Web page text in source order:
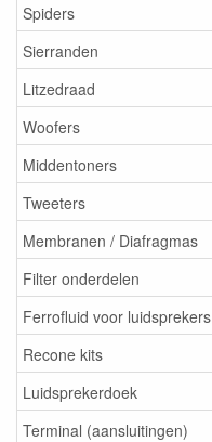
Spiders
Sierranden
Litzedraad
Woofers
Middentoners
Tweeters
Membranen / Diafragmas
Filter onderdelen
Ferrofluid voor luidsprekers
Recone kits
Luidsprekerdoek
Terminal (aansluitingen)